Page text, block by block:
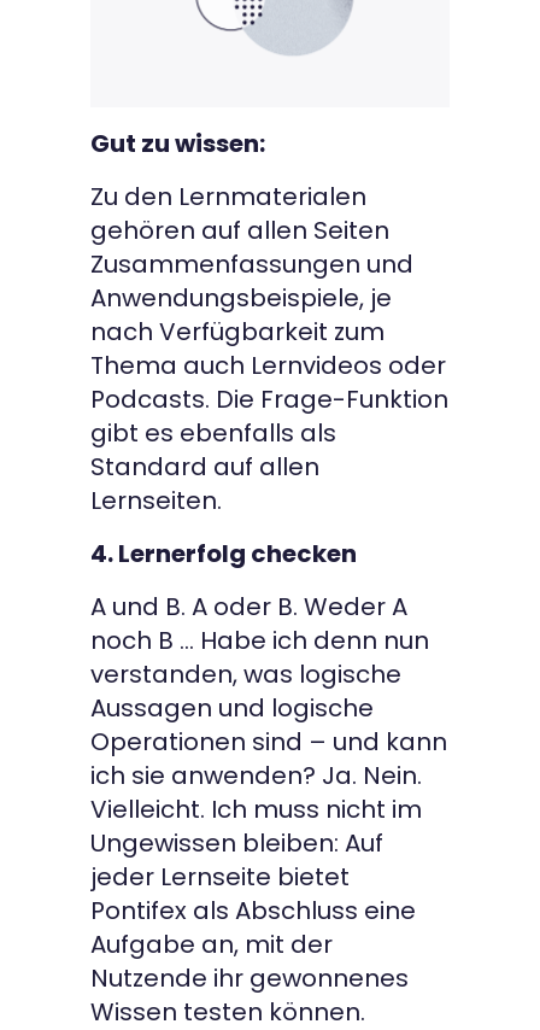
Gut zu wissen:
Zu den Lernmaterialen
gehören auf allen Seiten
Zusammenfassungen und
Anwendungsbeispiele, je
nach Verfügbarkeit zum
Thema auch Lernvideos oder
Podcasts. Die Frage-Funktion
gibt es ebenfalls als
Standard auf allen
Lernseiten.
4. Lernerfolg checken
A und B. A oder B. Weder A
noch B … Habe ich denn nun
verstanden, was logische
Aussagen und logische
Operationen sind – und kann
ich sie anwenden? Ja. Nein.
Vielleicht. Ich muss nicht im
Ungewissen bleiben: Auf
jeder Lernseite bietet
Pontifex als Abschluss eine
Aufgabe an, mit der
Nutzende ihr gewonnenes
Wissen testen können.